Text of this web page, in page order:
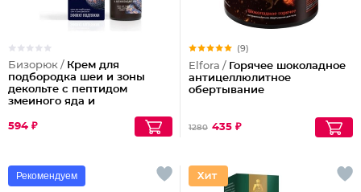
Бизорюк / Крем для
подбородка шеи и зоны
декольте с пептидом
змеиного яда и
594 ₽
(9)
Elfora / Горячее шоколадное
антицеллюлитное
обертывание
1280 435 ₽
Рекомендуем